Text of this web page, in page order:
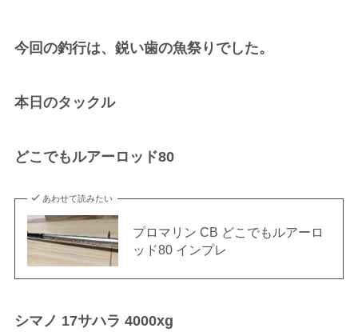
今回の釣行は、鋭い歯の魚祭りでした。
本日のタックル
どこでもルアーロッド80
あわせて読みたい
プロマリン CB どこでもルアーロ
ッド80 インプレ
シマノ 17サハラ 4000xg